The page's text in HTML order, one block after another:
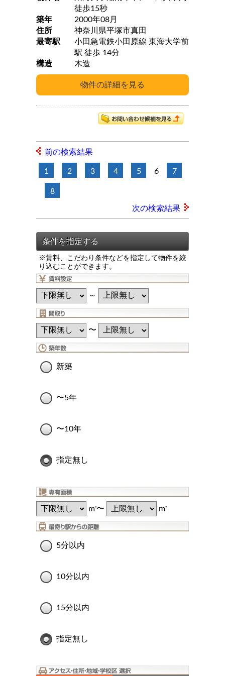
徒歩15秒
築年
2000年08月
住所
神奈川県平塚市真田
最寄駅
小田急電鉄小田原線 東海大学前
駅 徒歩 14分
構造
木造
前の検索結果
1 2 3 4 5 6 7
8
次の検索結果
※賃料、こだわり条件などを指定して物件を絞
り込むことができます。
～
〜
新築
〜5年
〜10年
指定無し
m2〜 m2
5分以内
10分以内
15分以内
指定無し